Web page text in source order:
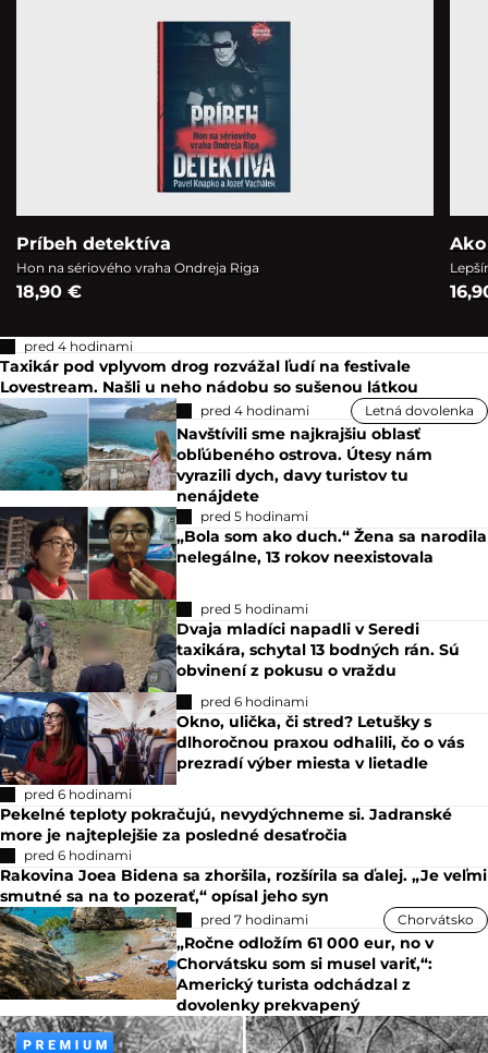
Príbeh detektíva
Hon na sériového vraha Ondreja Riga
18,90 €
pred 4 hodinami
Taxikár pod vplyvom drog rozvážal ľudí na festivale
Lovestream. Našli u neho nádobu so sušenou látkou
pred 4 hodinami Letná dovolenka
Navštívili sme najkrajšiu oblasť
obľúbeného ostrova. Útesy nám
vyrazili dych, davy turistov tu
nenájdete
pred 5 hodinami
„Bola som ako duch.“ Žena sa narodila
nelegálne, 13 rokov neexistovala
pred 5 hodinami
Dvaja mladíci napadli v Seredi
taxikára, schytal 13 bodných rán. Sú
obvinení z pokusu o vraždu
pred 6 hodinami
Okno, ulička, či stred? Letušky s
dlhoročnou praxou odhalili, čo o vás
prezradí výber miesta v lietadle
pred 6 hodinami
Pekelné teploty pokračujú, nevydýchneme si. Jadranské
more je najteplejšie za posledné desaťročia
pred 6 hodinami
Rakovina Joea Bidena sa zhoršila, rozšírila sa ďalej. „Je veľmi
smutné sa na to pozerať,“ opísal jeho syn
pred 7 hodinami Chorvátsko
„Ročne odložím 61 000 eur, no v
Chorvátsku som si musel variť,“:
Americký turista odchádzal z
dovolenky prekvapený